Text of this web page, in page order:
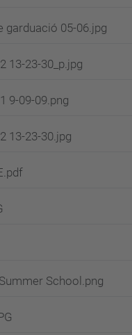
garduació 05-06.jpg
13-23-30_p.jpg
9-09-09.png
13-23-30.jpg
School.png